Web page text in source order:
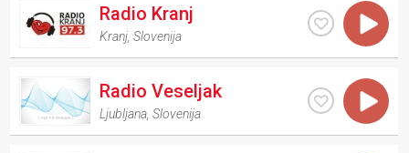
Radio Kranj
Kranj ,Slovenija
Radio Veseljak
Ljubljana ,Slovenija